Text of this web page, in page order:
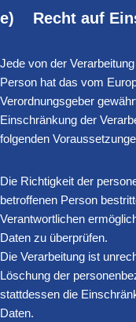
e) Recht auf
Jede von der
Person hat das vom
Verordnungsgeber
Einschränkung der
folgenden
Die Richtigkeit der
betroffenen Person
Verantwortlichen
Daten zu überprüfen.
Die Verarbeitung ist
Löschung der
stattdessen die
Daten.